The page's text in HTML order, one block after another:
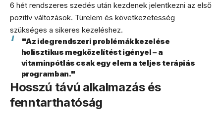
6 hét rendszeres szedés után kezdenek jelentkezni az első
pozitív változások. Türelem és következetesség
szükséges a sikeres kezeléshez.
"Az idegrendszeri problémák kezelése
holisztikus megközelítést igényel – a
vitaminpótlás csak egy elem a teljes terápiás
programban."
Hosszú távú alkalmazás és
fenntarthatóság